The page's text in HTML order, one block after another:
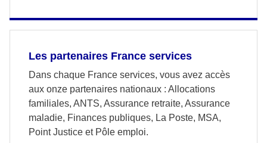
Les partenaires France services
Dans chaque France services, vous avez accès
aux onze partenaires nationaux : Allocations
familiales, ANTS, Assurance retraite, Assurance
maladie, Finances publiques, La Poste, MSA,
Point Justice et Pôle emploi.